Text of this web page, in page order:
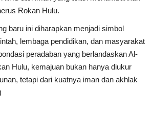
Rokan Hulu.
baru ini diharapkan menjadi simbol
lembaga pendidikan, dan masyarakat
peradaban yang berlandaskan Al-
Hulu, kemajuan bukan hanya diukur
tetapi dari kuatnya iman dan akhlak